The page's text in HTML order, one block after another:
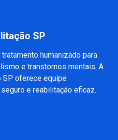
SP
humanizado para
e transtornos mentais. A
SP oferece equipe
e reabilitação eficaz.